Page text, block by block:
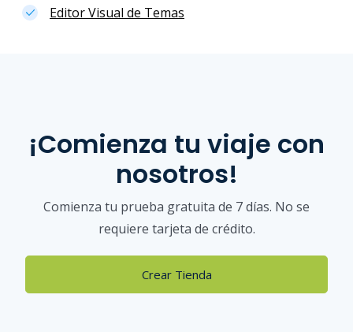
Editor Visual de Temas
¡Comienza tu viaje con
nosotros!
Comienza tu prueba gratuita de 7 días. No se
requiere tarjeta de crédito.
Crear Tienda